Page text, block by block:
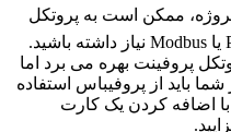
پروژه، ممکن است به پروتکل
هایی مانند PROFIBUS، PROFINET یا Modbus نیاز داشته باشید.
زیمنس از پروتکل پروفینت بهره می برد اما
تر شما باید از پروفیباس استفاده
300 می توانید با اضافه کردن یک کارت